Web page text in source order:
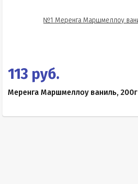
113 руб.
Меренга Маршмеллоу ваниль, 200г